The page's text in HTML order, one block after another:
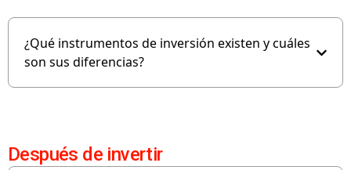
¿Qué instrumentos de inversión existen y cuáles
son sus diferencias?
Después de invertir